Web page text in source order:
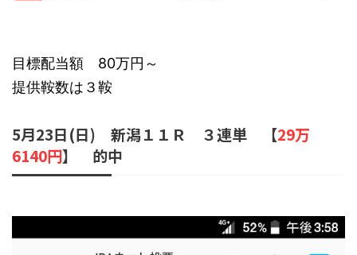
目標配当額 80万円～
提供鞍数は３鞍
5月23日(日) 新潟１１Ｒ ３連単 【29万
6140円】 的中